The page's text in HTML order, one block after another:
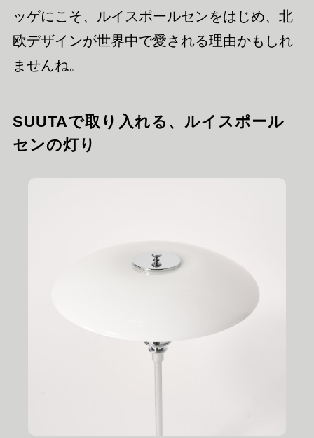
ッゲにこそ、ルイスポールセンをはじめ、北
欧デザインが世界中で愛される理由かもしれ
ませんね。
SUUTAで取り入れる、ルイスポール
センの灯り